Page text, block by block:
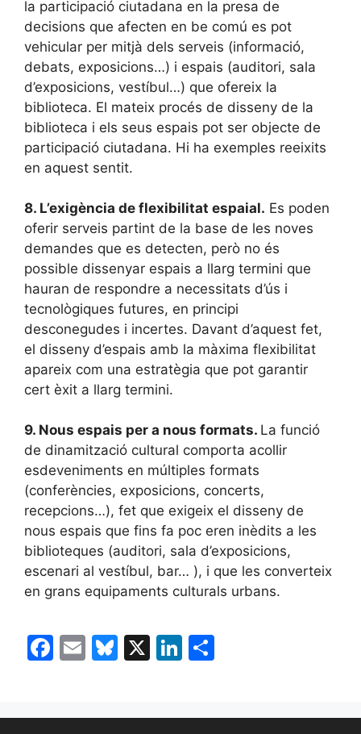
la participació ciutadana en la presa de
decisions que afecten en be comú es pot
vehicular per mitjà dels serveis (informació,
debats, exposicions…) i espais (auditori, sala
d’exposicions, vestíbul…) que ofereix la
biblioteca. El mateix procés de disseny de la
biblioteca i els seus espais pot ser objecte de
participació ciutadana. Hi ha exemples reeixits
en aquest sentit.
8. L’exigència de flexibilitat espaial. Es poden
oferir serveis partint de la base de les noves
demandes que es detecten, però no és
possible dissenyar espais a llarg termini que
hauran de respondre a necessitats d’ús i
tecnològiques futures, en principi
desconegudes i incertes. Davant d’aquest fet,
el disseny d’espais amb la màxima flexibilitat
apareix com una estratègia que pot garantir
cert èxit a llarg termini.
9. Nous espais per a nous formats. La funció
de dinamització cultural comporta acollir
esdeveniments en múltiples formats
(conferències, exposicions, concerts,
recepcions…), fet que exigeix el disseny de
nous espais que fins fa poc eren inèdits a les
biblioteques (auditori, sala d’exposicions,
escenari al vestíbul, bar… ), i que les converteix
en grans equipaments culturals urbans.
F
e
E
l
Bl
s
X
Li
e p